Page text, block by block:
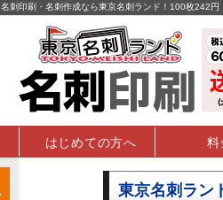
名刺印刷・名刺作成なら東京名刺ランド！100枚242円
はじめての方へ 料
東京名刺ラン